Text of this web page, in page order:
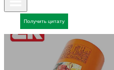
Получить цитату